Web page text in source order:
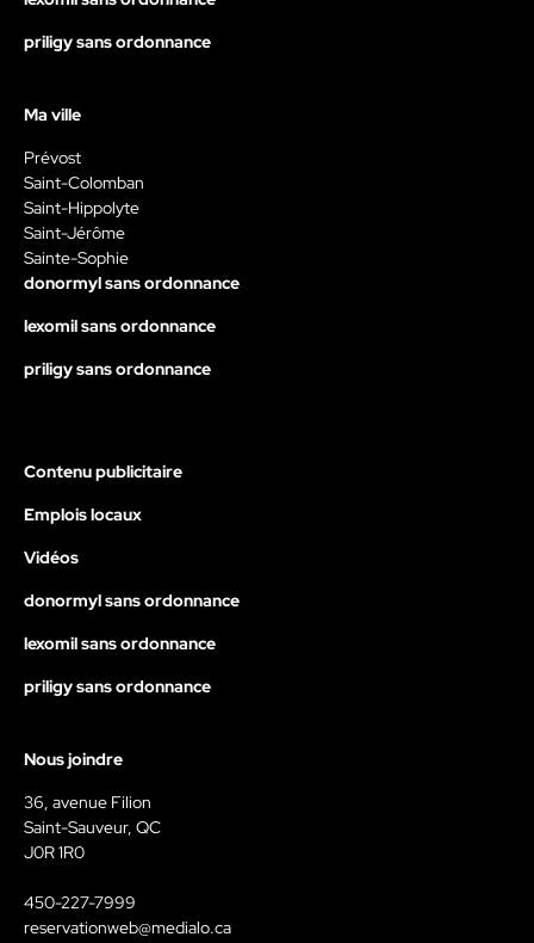
priligy sans ordonnance
Ma ville
Prévost
Saint-Colomban
Saint-Hippolyte
Saint-Jérôme
Sainte-Sophie
donormyl sans ordonnance
lexomil sans ordonnance
priligy sans ordonnance
Contenu publicitaire
Emplois locaux
Vidéos
donormyl sans ordonnance
lexomil sans ordonnance
priligy sans ordonnance
Nous joindre
36, avenue Filion
Saint-Sauveur, QC
J0R 1R0
450-227-7999
reservationweb@medialo.ca